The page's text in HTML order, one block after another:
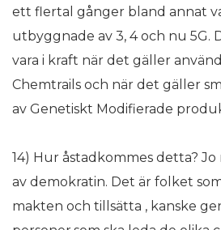
ett flertal gånger bland annat
utbyggnade av 3, 4 och nu 5G.
vara i kraft när det gäller
Chemtrails och när det gäller
av Genetiskt Modifierade
14) Hur åstadkommes detta?
av demokratin. Det är folket
makten och tillsätta , kanske